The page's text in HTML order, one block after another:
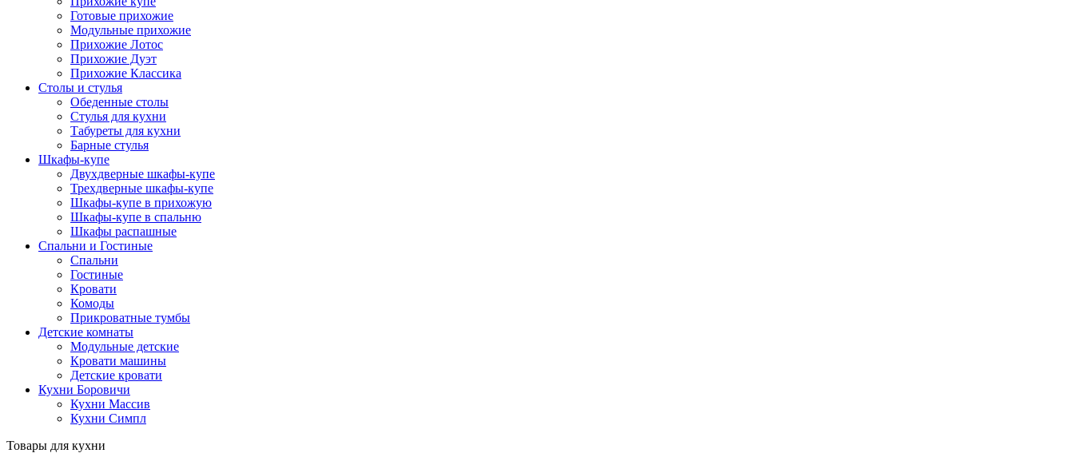
Готовые прихожие
Модульные прихожие
Прихожие Лотос
Прихожие Дуэт
Прихожие Классика
Столы и стулья
Обеденные столы
Стулья для кухни
Табуреты для кухни
Барные стулья
Шкафы-купе
Двухдверные шкафы-купе
Трехдверные шкафы-купе
Шкафы-купе в прихожую
Шкафы-купе в спальню
Шкафы распашные
Спальни и Гостиные
Спальни
Гостиные
Кровати
Комоды
Прикроватные тумбы
Детские комнаты
Модульные детские
Кровати машины
Детские кровати
Кухни Боровичи
Кухни Массив
Кухни Симпл
Товары для кухни